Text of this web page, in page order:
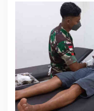
a
s
Y
o
n